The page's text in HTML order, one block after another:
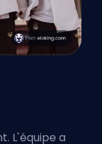
L'équipe a